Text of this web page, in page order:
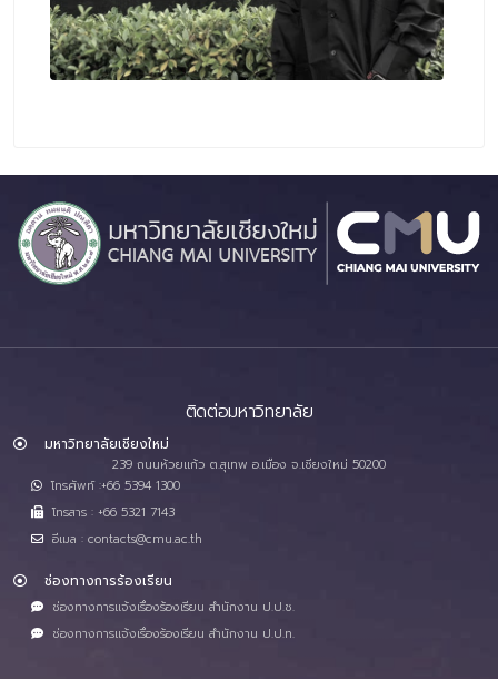
ติดต่อมหาวิทยาลัย
มหาวิทยาลัยเชียงใหม่
239 ถนนห้วยแก้ว ต.สุเทพ อ.เมือง จ.เชียงใหม่ 50200
โทรศัพท์ :+66 5394 1300
โทรสาร : +66 5321 7143
อีเมล : contacts@cmu.ac.th
ช่องทางการร้องเรียน
ช่องทางการแจ้งเรื่องร้องเรียน สำนักงาน ป.ป.ช.
ช่องทางการแจ้งเรื่องร้องเรียน สำนักงาน ป.ป.ท.